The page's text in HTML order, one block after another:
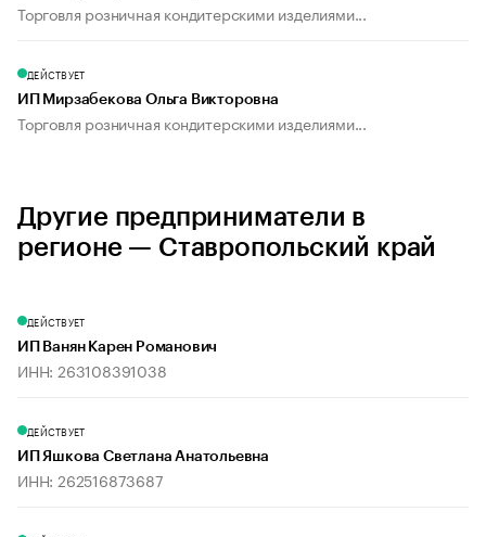
Торговля розничная кондитерскими изделиями...
ДЕЙСТВУЕТ
ИП Мирзабекова Ольга Викторовна
Торговля розничная кондитерскими изделиями...
Другие предприниматели в
регионе — Ставропольский край
ДЕЙСТВУЕТ
ИП Ванян Карен Романович
ИНН: 263108391038
ДЕЙСТВУЕТ
ИП Яшкова Светлана Анатольевна
ИНН: 262516873687